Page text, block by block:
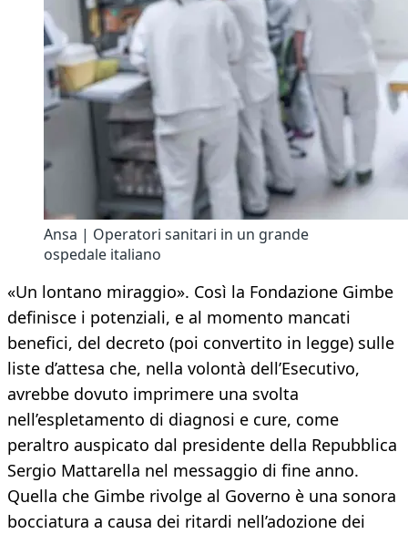
Ansa | Operatori sanitari in un grande
ospedale italiano
«Un lontano miraggio». Così la Fondazione Gimbe
definisce i potenziali, e al momento mancati
benefici, del decreto (poi convertito in legge) sulle
liste d’attesa che, nella volontà dell’Esecutivo,
avrebbe dovuto imprimere una svolta
nell’espletamento di diagnosi e cure, come
peraltro auspicato dal presidente della Repubblica
Sergio Mattarella nel messaggio di fine anno.
Quella che Gimbe rivolge al Governo è una sonora
bocciatura a causa dei ritardi nell’adozione dei